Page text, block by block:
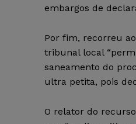
embargos de
Por fim, recorreu
tribunal local
saneamento do
ultra petita, pois
O relator do